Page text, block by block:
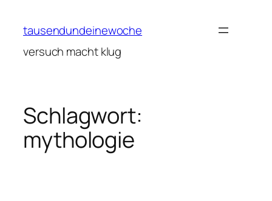
Inhalttausendundeinewoche
versuch macht klug
Schlagwort:
mythologie